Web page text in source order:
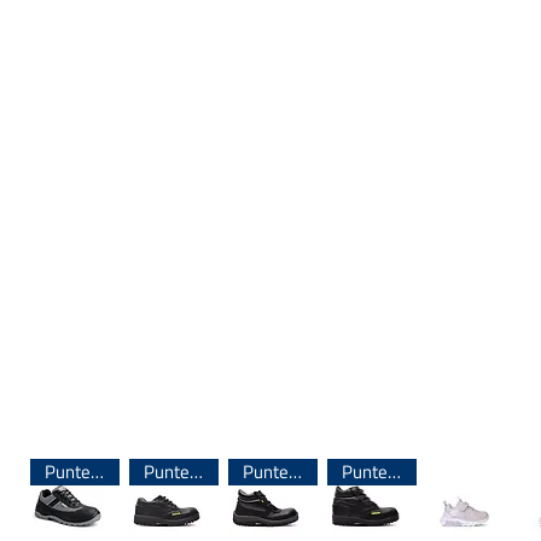
Puntera de Acero Puntera de Acero Puntera de Acero Puntera de Acero